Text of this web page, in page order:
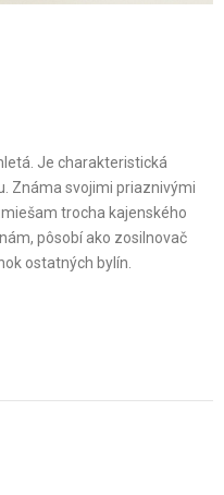
Je charakteristická
Známa svojimi priaznivými
trocha kajenského
pôsobí ako zosilnovač
ostatných bylín.